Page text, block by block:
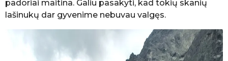
padoriai maitina. Galiu pasakyti, kad tokių skanių
lašinukų dar gyvenime nebuvau valgęs.